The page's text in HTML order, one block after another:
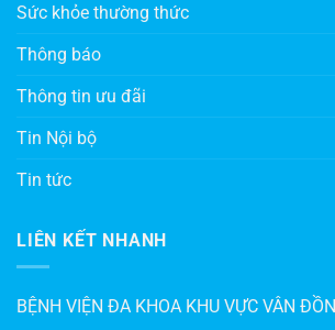
Sức khỏe thường thức
Thông báo
Thông tin ưu đãi
Tin Nội bộ
Tin tức
LIÊN KẾT NHANH
BỆNH VIỆN ĐA KHOA KHU VỰC VÂN ĐỒN